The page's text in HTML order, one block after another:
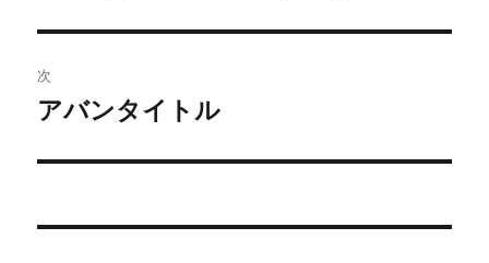
ビ
ゲ
ー
シ
稿:
次
次
投
アバンタイトル